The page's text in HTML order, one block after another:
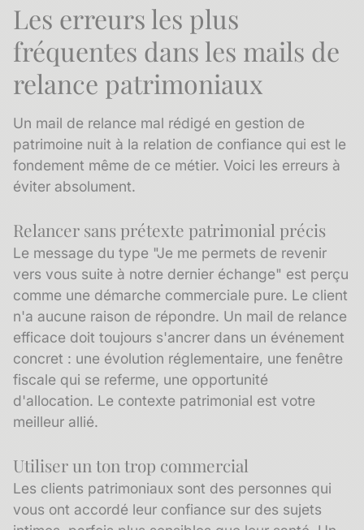
Les erreurs les plus
fréquentes dans les mails de
relance patrimoniaux
Un mail de relance mal rédigé en gestion de
patrimoine nuit à la relation de confiance qui est le
fondement même de ce métier. Voici les erreurs à
éviter absolument.
Relancer sans prétexte patrimonial précis
Le message du type "Je me permets de revenir
vers vous suite à notre dernier échange" est perçu
comme une démarche commerciale pure. Le client
n'a aucune raison de répondre. Un mail de relance
efficace doit toujours s'ancrer dans un événement
concret : une évolution réglementaire, une fenêtre
fiscale qui se referme, une opportunité
d'allocation. Le contexte patrimonial est votre
meilleur allié.
Utiliser un ton trop commercial
Les clients patrimoniaux sont des personnes qui
vous ont accordé leur confiance sur des sujets